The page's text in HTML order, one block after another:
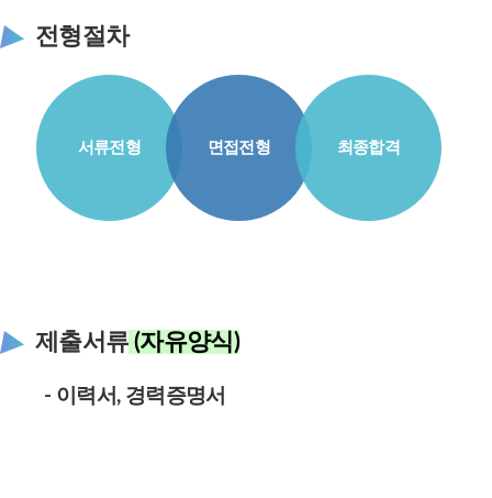
전형절차
서류전형 면접전형 최종합격
제출서류 (자유양식)
- 이력서, 경력증명서